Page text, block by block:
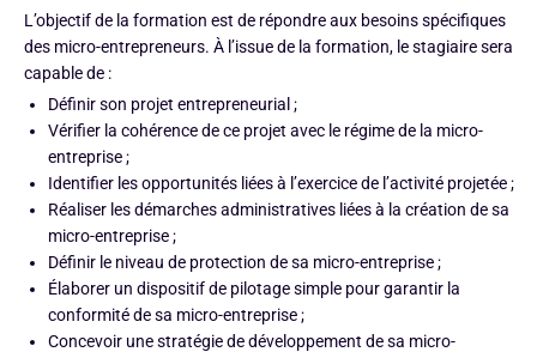
L’objectif de la formation est de répondre aux besoins spécifiques
des micro-entrepreneurs. À l’issue de la formation, le stagiaire sera
capable de :
Définir son projet entrepreneurial ;
Vérifier la cohérence de ce projet avec le régime de la micro-
entreprise ;
Identifier les opportunités liées à l’exercice de l’activité projetée ;
Réaliser les démarches administratives liées à la création de sa
micro-entreprise ;
Définir le niveau de protection de sa micro-entreprise ;
Élaborer un dispositif de pilotage simple pour garantir la
conformité de sa micro-entreprise ;
Concevoir une stratégie de développement de sa micro-